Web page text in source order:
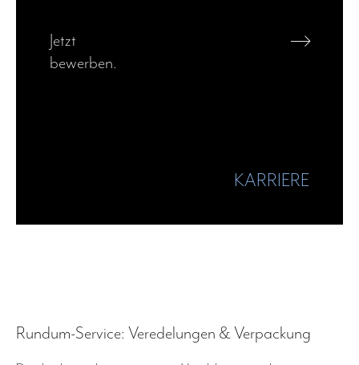
Jetzt
bewerben.
—›
KARRIERE
​Rundum-Service: Veredelungen & Verpackung